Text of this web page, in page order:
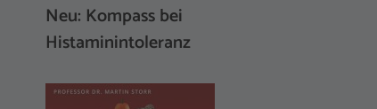
Neu: Kompass bei
Histaminintoleranz